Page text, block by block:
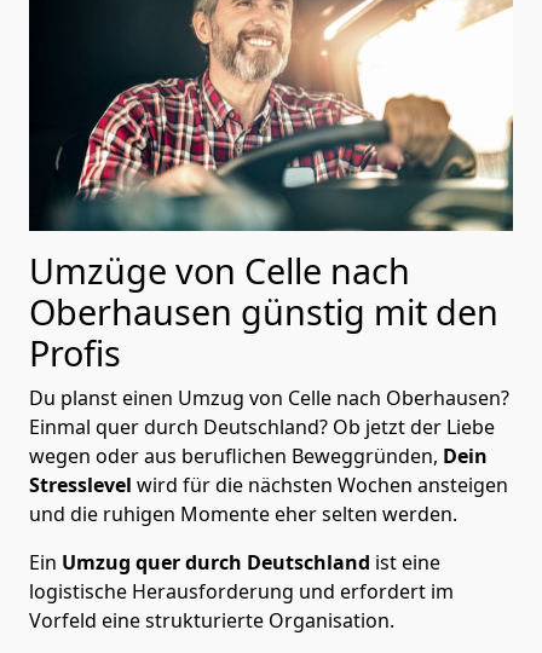
Umzüge von Celle nach
Oberhausen günstig mit den
Profis
Du planst einen Umzug von Celle nach Oberhausen?
Einmal quer durch Deutschland? Ob jetzt der Liebe
wegen oder aus beruflichen Beweggründen, Dein
Stresslevel wird für die nächsten Wochen ansteigen
und die ruhigen Momente eher selten werden.
Ein Umzug quer durch Deutschland ist eine
logistische Herausforderung und erfordert im
Vorfeld eine strukturierte Organisation.